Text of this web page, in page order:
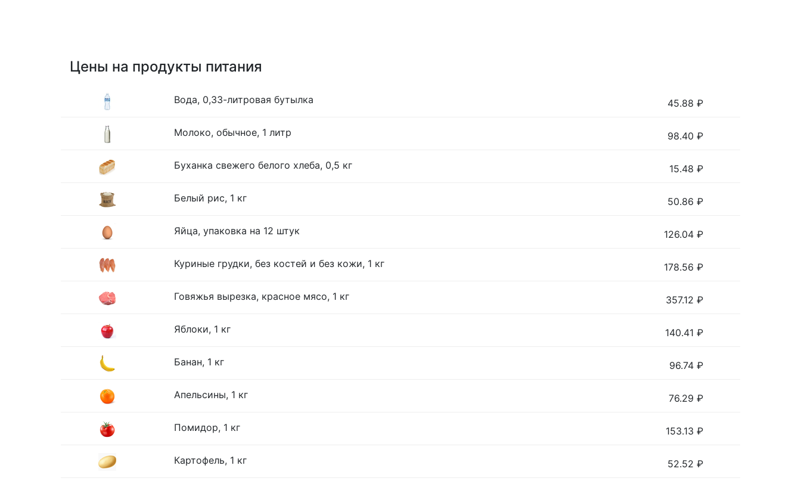
Цены на продукты питания
Вода, 0,33-литровая бутылка 45.88 ₽
Молоко, обычное, 1 литр 98.40 ₽
Буханка свежего белого хлеба, 0,5 кг 15.48 ₽
Белый рис, 1 кг 50.86 ₽
Яйца, упаковка на 12 штук 126.04 ₽
Куриные грудки, без костей и без кожи, 1 кг 178.56 ₽
Говяжья вырезка, красное мясо, 1 кг 357.12 ₽
Яблоки, 1 кг 140.41 ₽
Банан, 1 кг 96.74 ₽
Апельсины, 1 кг 76.29 ₽
Помидор, 1 кг 153.13 ₽
Картофель, 1 кг 52.52 ₽